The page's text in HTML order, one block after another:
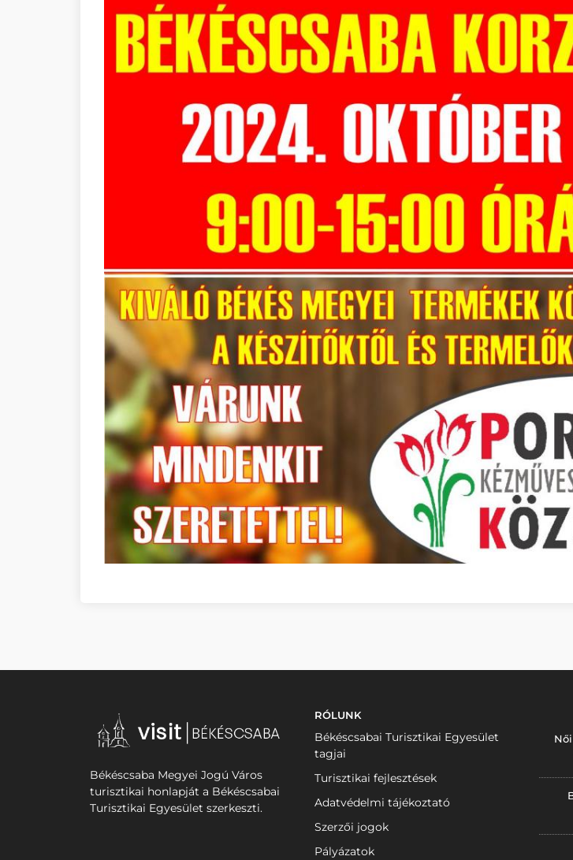
Békéscsaba Megyei Jogú Város
turisztikai honlapját a Békéscsabai
Turisztikai Egyesület szerkeszti.
RÓLUNK
Békéscsabai Turisztikai Egyesület
tagjai
Turisztikai fejlesztések
Adatvédelmi tájékoztató
Szerzői jogok
Pályázatok